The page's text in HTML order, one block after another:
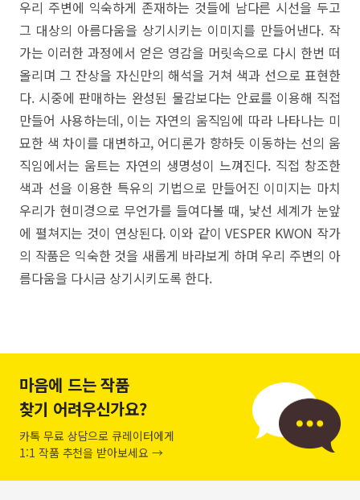
우리 주변에 익숙하게 존재하는 것들에 남다른 시선을 두고
그 대상의 아름다움을 상기시키는 이미지를 만들어낸다. 작
가는 이러한 과정에서 얻은 영감을 머릿속으로 다시 한번 떠
올리며 그 잔상을 자신만의 해석을 거쳐 색과 선으로 표현한
다. 시중에 판매하는 완성된 물감보다는 안료를 이용해 직접
만들어 사용하는데, 이는 자연의 움직임에 따라 나타나는 미
묘한 색 차이를 대변하고, 어디론가 향하듯 이동하는 선의 움
직임에서는 움트는 자연의 생명성이 느껴진다. 직접 창조한
색과 선을 이용한 특유의 기법으로 만들어진 이미지는 마치
우리가 현미경으로 무언가를 들여다볼 때, 낯선 세계가 눈앞
에 펼쳐지는 것이 연상된다. 이와 같이 VESPER KWON 작가
의 작품은 익숙한 것을 새롭게 바라보게 하며 우리 주변의 아
름다움을 다시금 상기시키도록 한다.
마음에 드는 작품
찾기 어려우신가요?
카톡 무료 상담으로 큐레이터에게
1:1 작품 추천을 받아보세요 →